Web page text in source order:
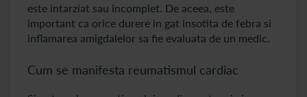
este intarziat sau incomplet. De aceea, este
important ca orice durere in gat insotita de febra si
inflamarea amigdalelor sa fie evaluata de un medic.
Cum se manifesta reumatismul cardiac